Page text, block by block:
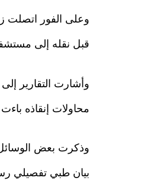
وعلى الفور اتصلت
قبل نقله إلى
وأشارت التقارير
محاولات إنقاذه
وذكرت بعض الوسائل
بيان طبي تفصيلي